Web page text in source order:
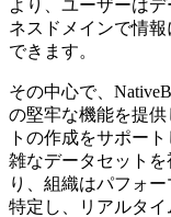
より、ユーザーは
ネスドメインで情
できます。
その中心で、
の堅牢な機能を提
トの作成をサポー
雑なデータセット
り、組織はパフォ
特定し、リアルタ